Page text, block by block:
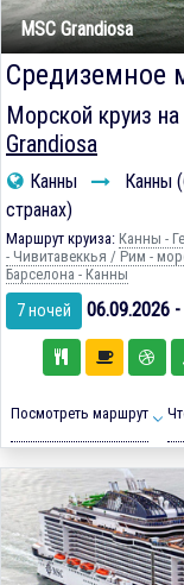
MSC Grandiosa
Средиземное
Морской круиз
Grandiosa
Канны
Канны
странах)
Маршрут круиза: Канны -
- Чивитавеккья / Рим -
Барселона - Канны
7 ночей 06.09.2026
Посмотреть маршрут